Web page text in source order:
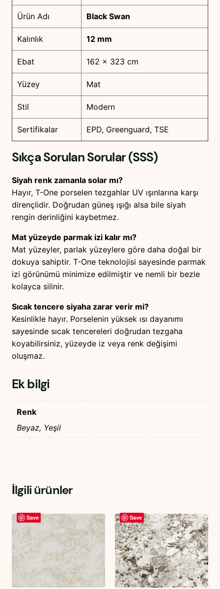
Ürün Adı Black Swan
Kalınlık 12 mm
Ebat 162 x 323 cm
Yüzey Mat
Stil Modern
Sertifikalar EPD, Greenguard, TSE
Sıkça Sorulan Sorular (SSS)
Siyah renk zamanla solar mı?
Hayır, T-One porselen tezgahlar UV ışınlarına karşı
dirençlidir. Doğrudan güneş ışığı alsa bile siyah
rengin derinliğini kaybetmez.
Mat yüzeyde parmak izi kalır mı?
Mat yüzeyler, parlak yüzeylere göre daha doğal bir
dokuya sahiptir. T-One teknolojisi sayesinde parmak
izi görünümü minimize edilmiştir ve nemli bir bezle
kolayca silinir.
Sıcak tencere siyaha zarar verir mi?
Kesinlikle hayır. Porselenin yüksek ısı dayanımı
sayesinde sıcak tencereleri doğrudan tezgaha
koyabilirsiniz, yüzeyde iz veya renk değişimi
oluşmaz.
Ek bilgi
Renk
Beyaz, Yeşil
İlgili ürünler
Save Save